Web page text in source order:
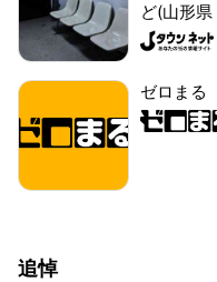
ど(山形
ゼロまる
追悼